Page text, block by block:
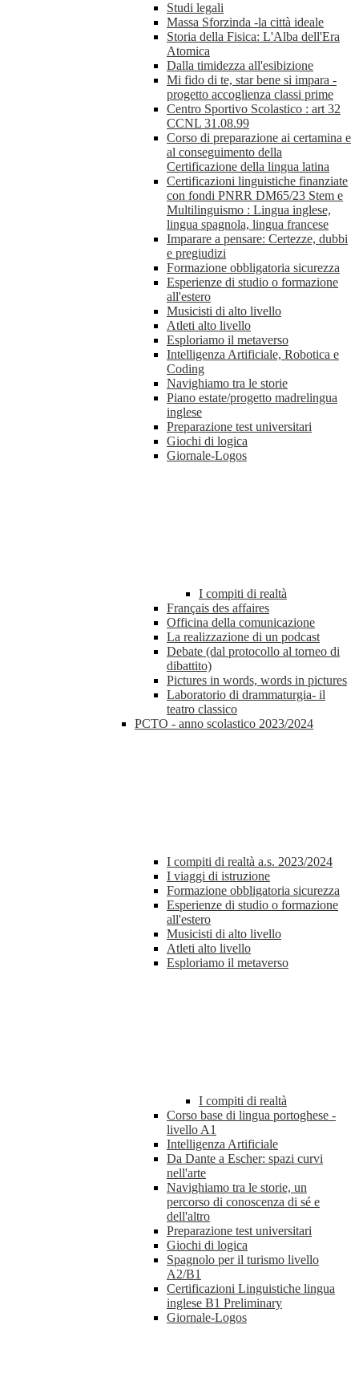
Studi legali
Massa Sforzinda -la città ideale
Storia della Fisica: L'Alba dell'Era
Atomica
Dalla timidezza all'esibizione
Mi fido di te, star bene si impara -
progetto accoglienza classi prime
Centro Sportivo Scolastico : art 32
CCNL 31.08.99
Corso di preparazione ai certamina e
al conseguimento della
Certificazione della lingua latina
Certificazioni linguistiche finanziate
con fondi PNRR DM65/23 Stem e
Multilinguismo : Lingua inglese,
lingua spagnola, lingua francese
Imparare a pensare: Certezze, dubbi
e pregiudizi
Formazione obbligatoria sicurezza
Esperienze di studio o formazione
all'estero
Musicisti di alto livello
Atleti alto livello
Esploriamo il metaverso
Intelligenza Artificiale, Robotica e
Coding
Navighiamo tra le storie
Piano estate/progetto madrelingua
inglese
Preparazione test universitari
Giochi di logica
Giornale-Logos
I compiti di realtà
Français des affaires
Officina della comunicazione
La realizzazione di un podcast
Debate (dal protocollo al torneo di
dibattito)
Pictures in words, words in pictures
Laboratorio di drammaturgia- il
teatro classico
PCTO - anno scolastico 2023/2024
I compiti di realtà a.s. 2023/2024
I viaggi di istruzione
Formazione obbligatoria sicurezza
Esperienze di studio o formazione
all'estero
Musicisti di alto livello
Atleti alto livello
Esploriamo il metaverso
I compiti di realtà
Corso base di lingua portoghese -
livello A1
Intelligenza Artificiale
Da Dante a Escher: spazi curvi
nell'arte
Navighiamo tra le storie, un
percorso di conoscenza di sé e
dell'altro
Preparazione test universitari
Giochi di logica
Spagnolo per il turismo livello
A2/B1
Certificazioni Linguistiche lingua
inglese B1 Preliminary
Giornale-Logos